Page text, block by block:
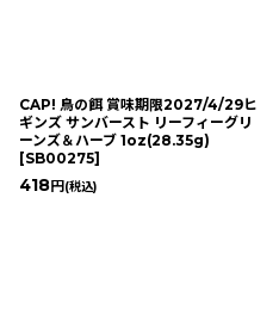
CAP! 鳥の餌 賞味期限2027/4/29ヒ
ギンズ サンバースト リーフィーグリ
ーンズ＆ハーブ 1oz(28.35g)
[SB00275]
418円 (税込)